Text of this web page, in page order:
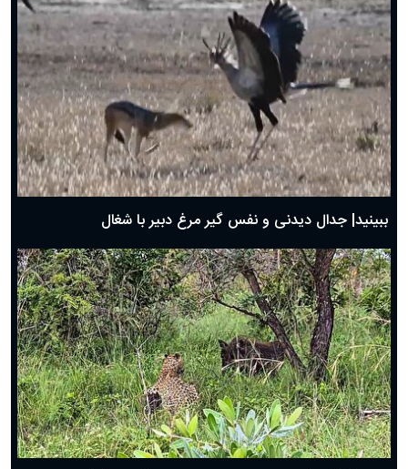
دعای روز ششم ماه رمضان؛ ۵ اسفند ۱۴۰۴
دعای روز پنجم ماه رمضان؛ ۴ اسفند ۱۴۰۴
دعای روز چهارم ماه مبارک رمضان؛ ۳ اسفند ۱۴۰۴
دعای روز سوم ماه مبارک رمضان؛ ۱۴ اسفند ۱۴۰۴
دعای روز دوم ماه مبارک رمضان ۱ اسفند ماه ۱۴۰۴
دعای روز اول ماه مبارک رمضان، ۳۰ بهمن ۱۴۰۴
حضرت زینب(س) چگونه از دنیا رفت؟
بهترین پیامک تبریک روز پدر ۱۴۰۴؛ جملات زیبا و صمیمانه
ببینید| جدال دیدنی و نفس گیر مرغ دبیر با شغال